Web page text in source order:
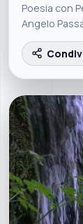
Poesia con
Angelo